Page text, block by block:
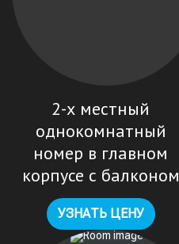
2-х местный
однокомнатный
номер в главном
корпусе с балконом
УЗНАТЬ ЦЕНУ